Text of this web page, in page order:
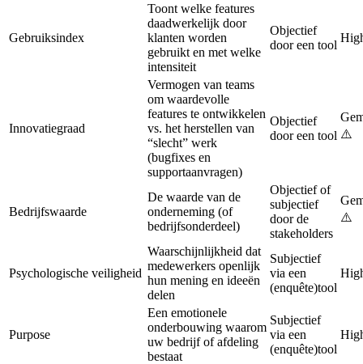
Gebruiksindex
Toont welke features
daadwerkelijk door
klanten worden
gebruikt en met welke
intensiteit
Objectief
door een tool
Innovatiegraad
Vermogen van teams
om waardevolle
features te ontwikkelen
vs. het herstellen van
“slecht” werk
(bugfixes en
supportaanvragen)
Objectief
door een tool ⚠️
Bedrijfswaarde
De waarde van de
onderneming (of
bedrijfsonderdeel)
Objectief of
subjectief
door de
stakeholders
⚠️
Psychologische veiligheid
Waarschijnlijkheid dat
medewerkers openlijk
hun mening en ideeën
delen
Subjectief
via een
(enquête)tool
Purpose
Een emotionele
onderbouwing waarom
uw bedrijf of afdeling
bestaat
Subjectief
via een
(enquête)tool